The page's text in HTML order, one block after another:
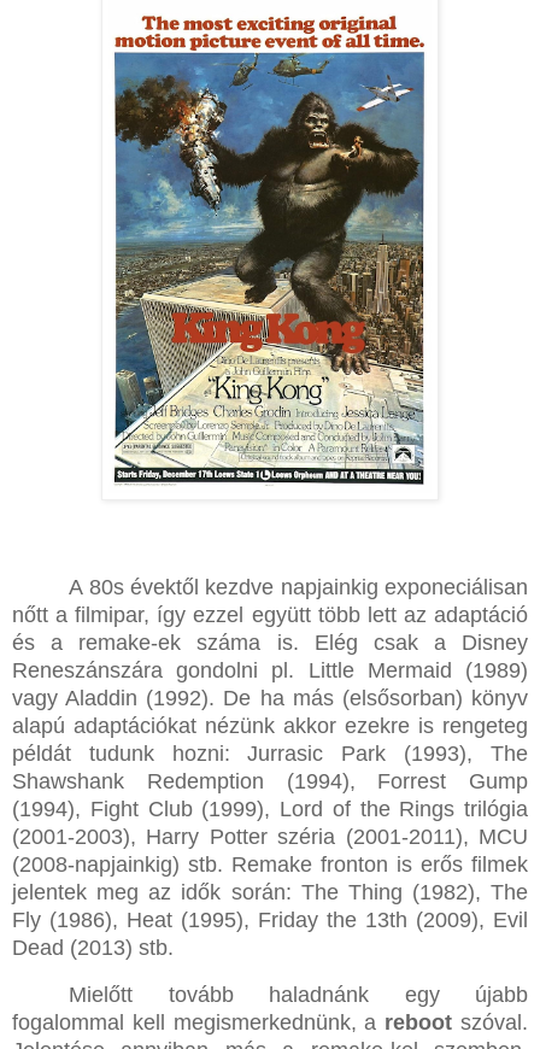
A 80s évektől kezdve napjainkig exponeciálisan
nőtt a filmipar, így ezzel együtt több lett az adaptáció
és a remake-ek száma is. Elég csak a Disney
Reneszánszára gondolni pl. Little Mermaid (1989)
vagy Aladdin (1992). De ha más (elsősorban) könyv
alapú adaptációkat nézünk akkor ezekre is rengeteg
példát tudunk hozni: Jurrasic Park (1993), The
Shawshank Redemption (1994), Forrest Gump
(1994), Fight Club (1999), Lord of the Rings trilógia
(2001-2003), Harry Potter széria (2001-2011), MCU
(2008-napjainkig) stb. Remake fronton is erős filmek
jelentek meg az idők során: The Thing (1982), The
Fly (1986), Heat (1995), Friday the 13th (2009), Evil
Dead (2013) stb.
Mielőtt tovább haladnánk egy újabb
fogalommal kell megismerkednünk, a rebootszóval.